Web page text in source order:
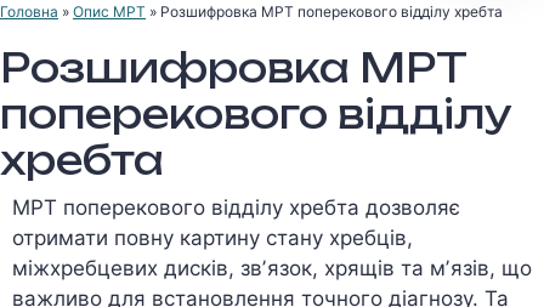
Головна » Опис МРТ » Розшифровка МРТ поперекового відділу хребта
Розшифровка МРТ
поперекового відділу
хребта
МРТ поперекового відділу хребта дозволяє
отримати повну картину стану хребців,
міжхребцевих дисків, звʼязок, хрящів та мʼязів, що
важливо для встановлення точного діагнозу. Та